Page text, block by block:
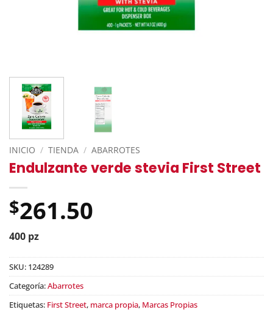
INICIO / TIENDA / ABARROTES
Endulzante verde stevia First Street
$261.50
400 pz
SKU: 124289
Categoría:Abarrotes
Etiquetas: First Street, marca propia, Marcas Propias